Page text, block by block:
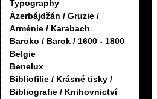
Typography
Ázerbájdžán / Gruzie /
Arménie / Karabach
Baroko / Barok / 1600 - 1800
Belgie
Benelux
Bibliofilie / Krásné tisky /
Bibliografie / Knihovnictví